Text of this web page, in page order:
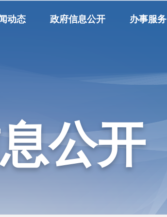
动态 政府信息公开 办事服务
公开